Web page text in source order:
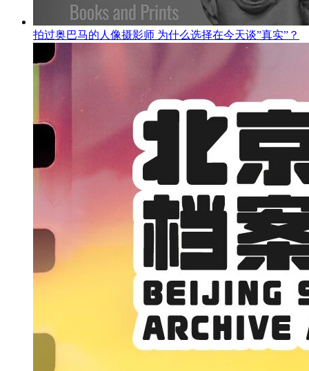
拍过奥巴马的人像摄影师 为什么选择在今天谈”真实”？